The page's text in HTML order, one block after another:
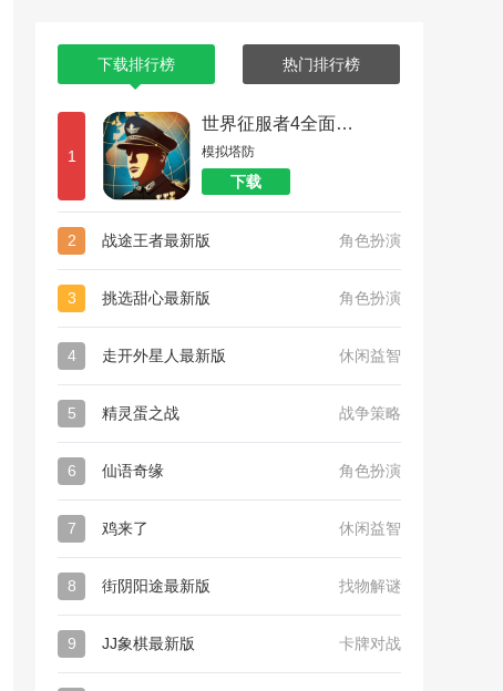
下载排行榜 热门排行榜
1
世界征服者4全面战争
模拟塔防
下载
2 战途王者最新版 角色扮演
3 挑选甜心最新版 角色扮演
4 走开外星人最新版 休闲益智
5 精灵蛋之战 战争策略
6 仙语奇缘 角色扮演
7 鸡来了 休闲益智
8 街阴阳途最新版 找物解谜
9 JJ象棋最新版 卡牌对战